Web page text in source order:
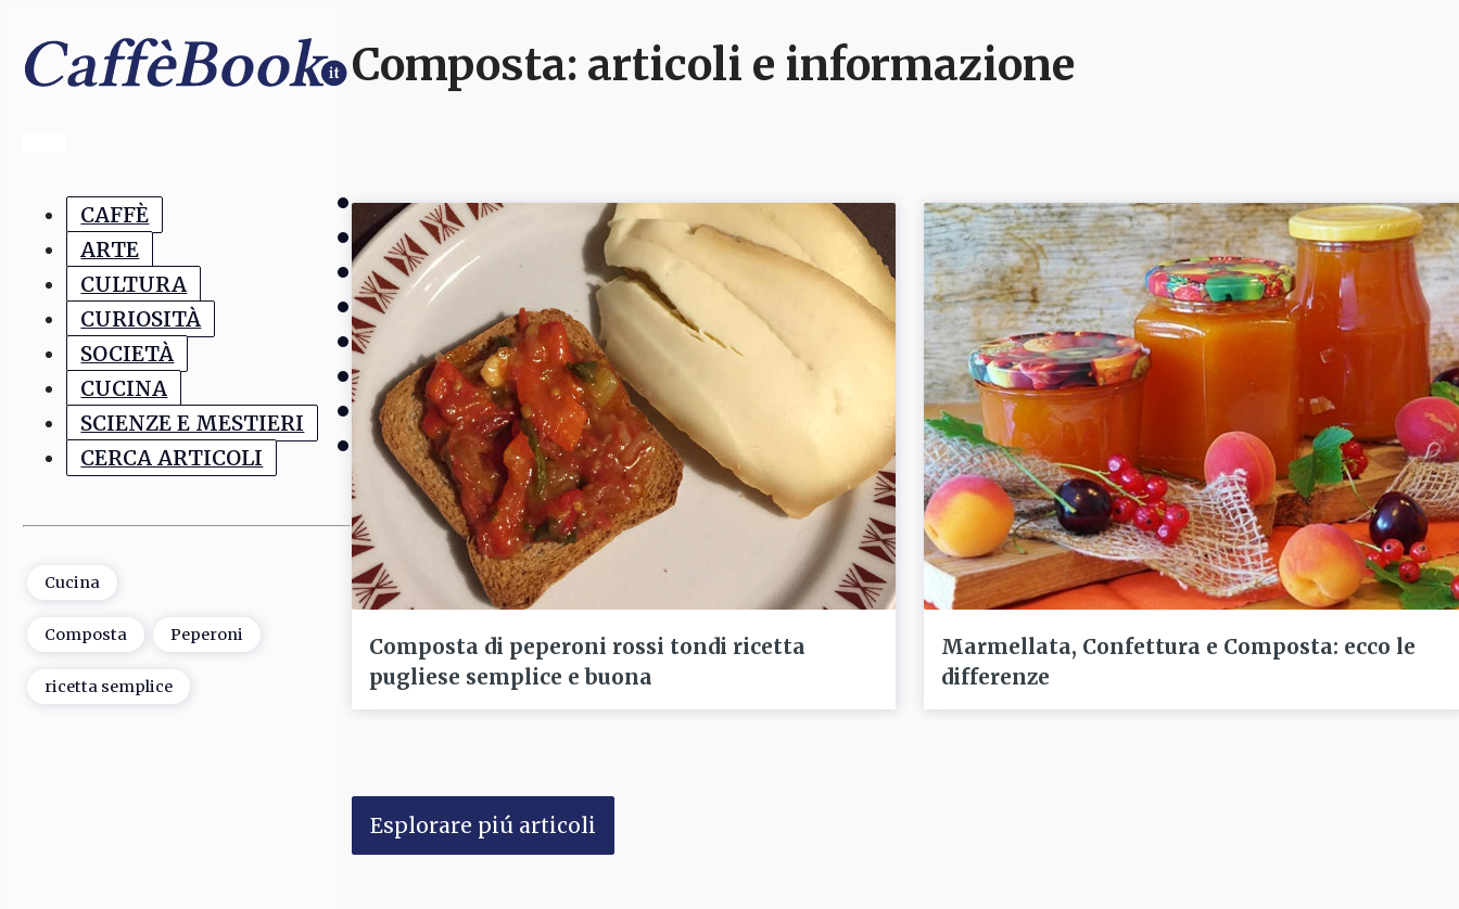
CAFFÈ
ARTE
CULTURA
CURIOSITÀ
SOCIETÀ
CUCINA
SCIENZE E MESTIERI
CERCA ARTICOLI
Cucina
Composta Peperoni
ricetta semplice
Composta: articoli e informazione
Composta di peperoni rossi tondi ricetta
pugliese semplice e buona
Marmellata, Confettura e Composta: ecco le
differenze
Esplorare piú articoli